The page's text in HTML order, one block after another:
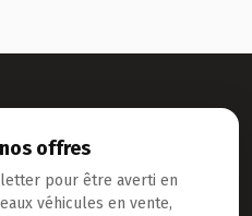
offres
pour être averti en
véhicules en vente,